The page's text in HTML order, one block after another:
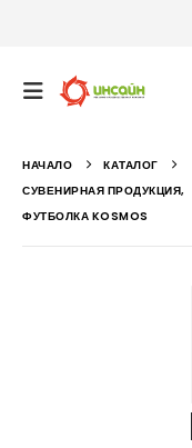
НАЧАЛО
КАТАЛОГ
СУВЕНИРНАЯ ПРОДУКЦИЯ,
ФУТБОЛКА KOSMOS